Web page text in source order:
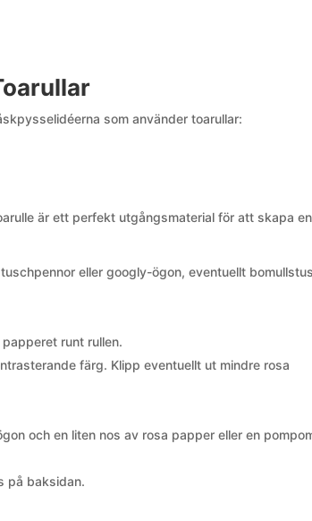
som använder toarullar:
är ett perfekt utgångsmaterial för att skapa en
eller googly-ögon, eventuellt
runt rullen.
färg. Klipp eventuellt ut mindre rosa
och en liten nos av rosa papper eller en
på baksidan.